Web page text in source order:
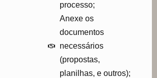
processo;
Anexe os
documentos
necessários
(propostas,
planilhas, e outros);